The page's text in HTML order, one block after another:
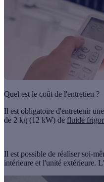
Quel est le coût de l'entretien ?
Il est obligatoire d'entretenir
de 2 kg (12 kW) de fluide
Il est possible de réaliser soi-
intérieure et l'unité extérieure.